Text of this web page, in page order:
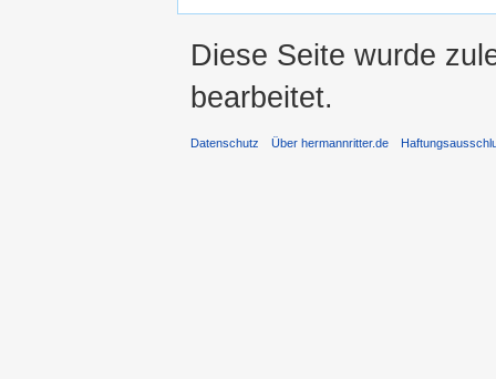
Diese Seite wurde
bearbeitet.
Datenschutz Über hermannritter.de